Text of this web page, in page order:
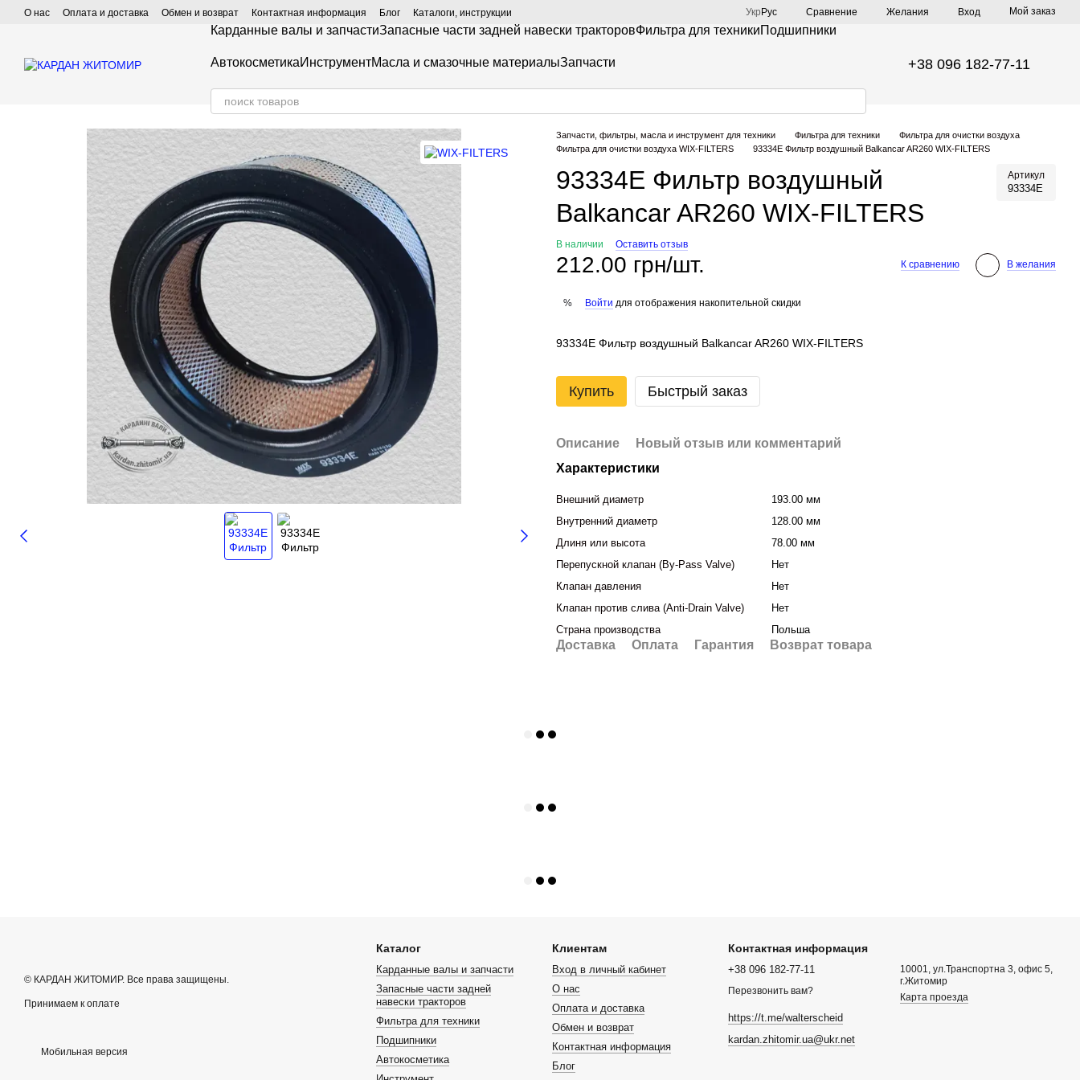
Перейти к основному контенту
О нас Оплата и доставка Обмен и возврат Контактная информация Блог Каталоги, инструкции Укр Рус Сравнение Желания Вход Мой заказ
Карданные валы и запчастиЗапасные части задней навески тракторовФильтра для техникиПодшипники
АвтокосметикаИнструментМасла и смазочные материалыЗапчасти +38 096 182-77-11
Запчасти, фильтры, масла и инструмент для техники Фильтра для техники
Фильтра для очистки воздуха
Фильтра для очистки воздуха WIX-FILTERS
93334E Фильтр воздушный Balkancar AR260 WIX-FILTERS
93334E Фильтр воздушный
Balkancar AR260 WIX-FILTERS
Артикул
93334E
В наличии Оставить отзыв
212.00 грн/шт. К сравнению В желания
% Войти для отображения накопительной скидки
93334E Фильтр воздушный Balkancar AR260 WIX-FILTERS
Купить Быстрый заказ
Описание
Новый отзыв или комментарий
Характеристики
Внешний диаметр
193.00 мм
Внутренний диаметр
128.00 мм
Длиня или высота
78.00 мм
Перепускной клапан (By-Pass Valve)
Нет
Клапан давления
Нет
Клапан против слива (Anti-Drain Valve)
Нет
Страна производства
Польша
Доставка Оплата Гарантия Возврат товара
© КАРДАН ЖИТОМИР. Все права защищены.
Принимаем к оплате
Мобильная версия
Каталог
Карданные валы и запчасти
Запасные части задней
навески тракторов
Фильтра для техники
Подшипники
Автокосметика
Клиентам
Вход в личный кабинет
О нас
Оплата и доставка
Обмен и возврат
Контактная информация
Блог
Контактная информация
+38 096 182-77-11
Перезвонить вам?
https://t.me/walterscheid
kardan.zhitomir.ua@ukr.net
10001, ул.Транспортна 3, офис 5,
г.Житомир
Карта проезда